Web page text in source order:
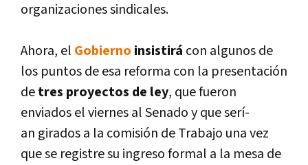
organizaciones sindicales.
Ahora, el Gobierno insistirá con algunos de
los puntos de esa reforma con la presentación
detres proyectos de ley, que fueron
enviados el viernes al Senado y que serí­
an girados a la comisión de Trabajo una vez
que se registre su ingreso formal a la mesa de